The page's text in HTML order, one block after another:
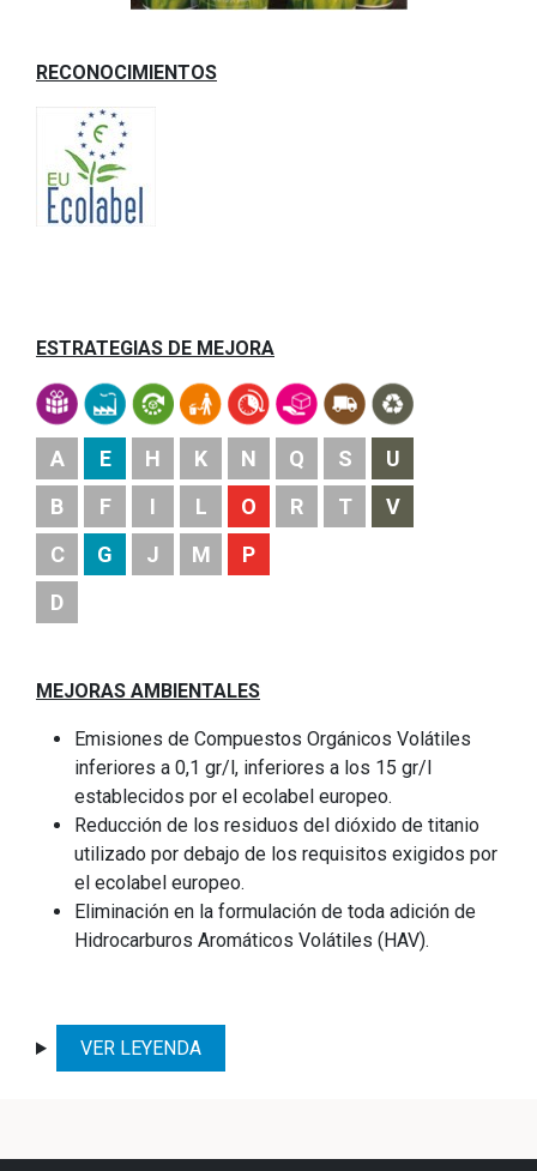
RECONOCIMIENTOS
ESTRATEGIAS DE MEJORA
A
B
C
D
E
F
G
H
I
J
K
L
M
N
O
P
Q
R
S
T
U
V
MEJORAS AMBIENTALES
Emisiones de Compuestos Orgánicos Volátiles
inferiores a 0,1 gr/l, inferiores a los 15 gr/l
establecidos por el ecolabel europeo.
Reducción de los residuos del dióxido de titanio
utilizado por debajo de los requisitos exigidos por
el ecolabel europeo.
Eliminación en la formulación de toda adición de
Hidrocarburos Aromáticos Volátiles (HAV).
VER LEYENDA